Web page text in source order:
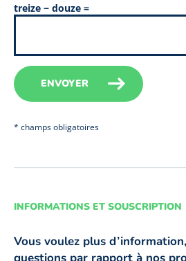
treize − douze =
* champs obligatoires
INFORMATIONS ET SOUSCRIPTION
Vous voulez plus